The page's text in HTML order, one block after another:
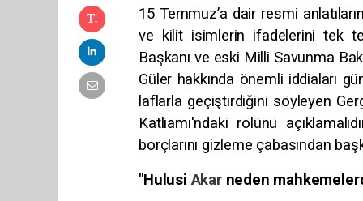
15 Temmuz’a dair resmi
ve kilit isimlerin ifadelerini tek
Başkanı ve eski Milli Savunma
Güler hakkında önemli iddiaları
laflarla geçiştirdiğini söyleyen
Katliamı'ndaki rolünü
borçlarını gizleme çabasından
"HulusiAkar neden